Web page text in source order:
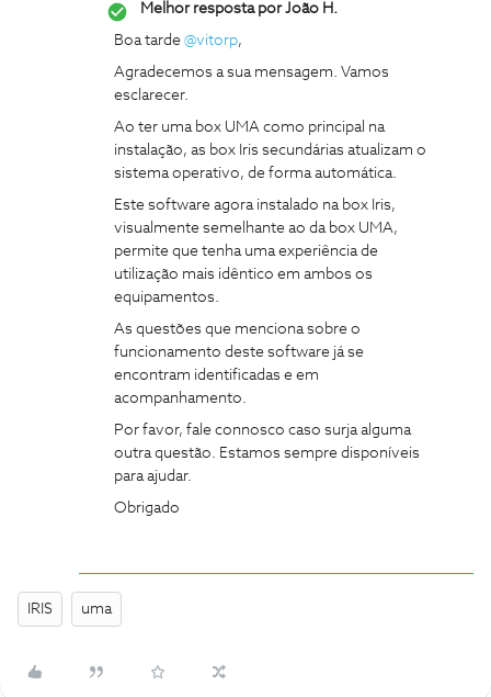
Melhor resposta porJoão H.
Boa tarde @vitorp,
Agradecemos a sua mensagem. Vamos
esclarecer.
Ao ter uma box UMA como principal na
instalação, as box Iris secundárias atualizam o
sistema operativo, de forma automática.
Este software agora instalado na box Iris,
visualmente semelhante ao da box UMA,
permite que tenha uma experiência de
utilização mais idêntico em ambos os
equipamentos.
As questões que menciona sobre o
funcionamento deste software já se
encontram identificadas e em
acompanhamento.
Por favor, fale connosco caso surja alguma
outra questão. Estamos sempre disponíveis
para ajudar.
Obrigado
IRIS uma